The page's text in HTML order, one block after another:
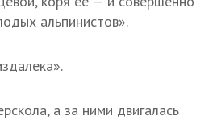
альпинистов».
а за ними двигалась